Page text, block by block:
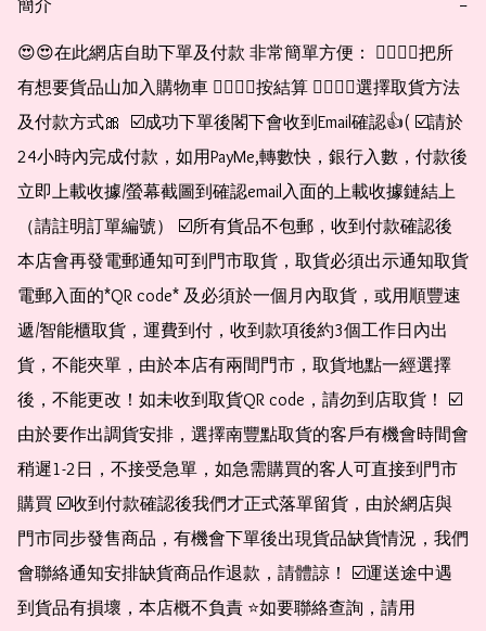
簡介 −
😍😍在此網店自助下單及付款 非常簡單方便： 👉🏻👉🏻把所
有想要貨品山加入購物車 👉🏻👉🏻按結算 👉🏻👉🏻選擇取貨方法
及付款方式🎀  ☑️成功下單後閣下會收到Email確認👍( ☑️請於
24小時內完成付款，如用PayMe,轉數快，銀行入數，付款後
立即上載收據/螢幕截圖到確認email入面的上載收據鏈結上
（請註明訂單編號） ☑️所有貨品不包郵，收到付款確認後
本店會再發電郵通知可到門市取貨，取貨必須出示通知取貨
電郵入面的*QR code* 及必須於一個月內取貨，或用順豐速
遞/智能櫃取貨，運費到付，收到款項後約3個工作日內出
貨，不能夾單，由於本店有兩間門市，取貨地點一經選擇
後，不能更改！如未收到取貨QR code，請勿到店取貨！ ☑️
由於要作出調貨安排，選擇南豐點取貨的客戶有機會時間會
稍遲1-2日，不接受急單，如急需購買的客人可直接到門市
購買 ☑️收到付款確認後我們才正式落單留貨，由於網店與
門市同步發售商品，有機會下單後出現貨品缺貨情況，我們
會聯絡通知安排缺貨商品作退款，請體諒！ ☑️運送途中遇
到貨品有損壞，本店概不負責 ⭐️如要聯絡查詢，請用